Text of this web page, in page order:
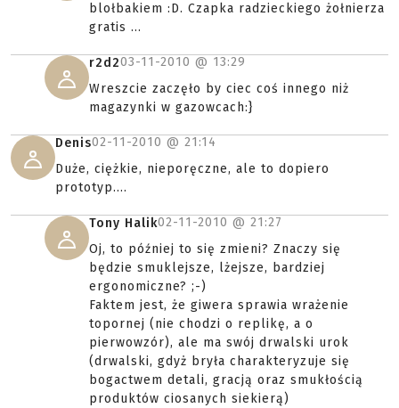
blołbakiem :D. Czapka radzieckiego żołnierza
gratis ...
r2d203-11-2010 @ 13:29
Wreszcie zaczęło by ciec coś innego niż
magazynki w gazowcach:}
Denis02-11-2010 @ 21:14
Duże, ciężkie, nieporęczne, ale to dopiero
prototyp....
Tony Halik02-11-2010 @ 21:27
Oj, to później to się zmieni? Znaczy się
będzie smuklejsze, lżejsze, bardziej
ergonomiczne? ;-)
Faktem jest, że giwera sprawia wrażenie
topornej (nie chodzi o replikę, a o
pierwowzór), ale ma swój drwalski urok
(drwalski, gdyż bryła charakteryzuje się
bogactwem detali, gracją oraz smukłością
produktów ciosanych siekierą)